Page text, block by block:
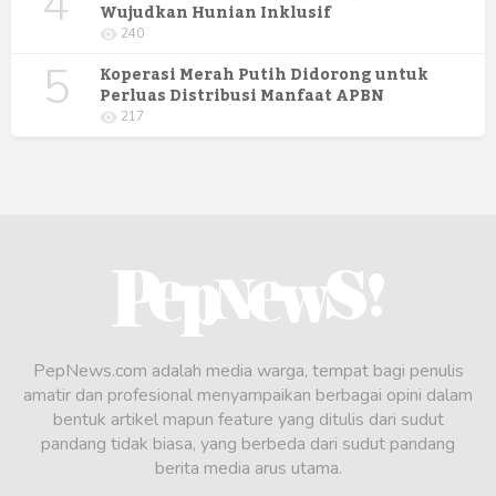
Wujudkan Hunian Inklusif
240
5 Koperasi Merah Putih Didorong untuk
Perluas Distribusi Manfaat APBN
217
PepNews.com adalah media warga, tempat bagi penulis
amatir dan profesional menyampaikan berbagai opini dalam
bentuk artikel mapun feature yang ditulis dari sudut
pandang tidak biasa, yang berbeda dari sudut pandang
berita media arus utama.